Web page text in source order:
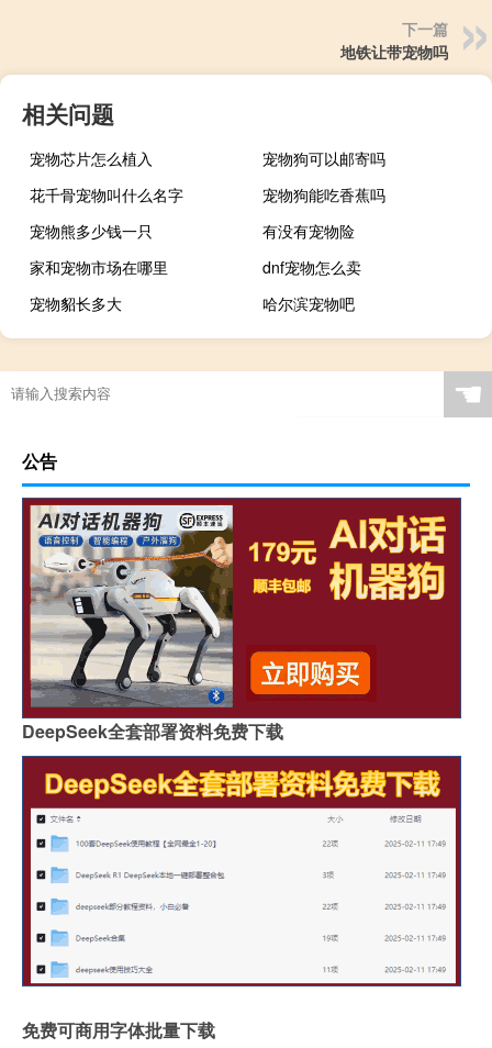
下一篇
地铁让带宠物吗
相关问题
宠物芯片怎么植入
宠物狗可以邮寄吗
花千骨宠物叫什么名字
宠物狗能吃香蕉吗
宠物熊多少钱一只
有没有宠物险
家和宠物市场在哪里
dnf宠物怎么卖
宠物貂长多大
哈尔滨宠物吧
☚
公告
DeepSeek全套部署资料免费下载
免费可商用字体批量下载